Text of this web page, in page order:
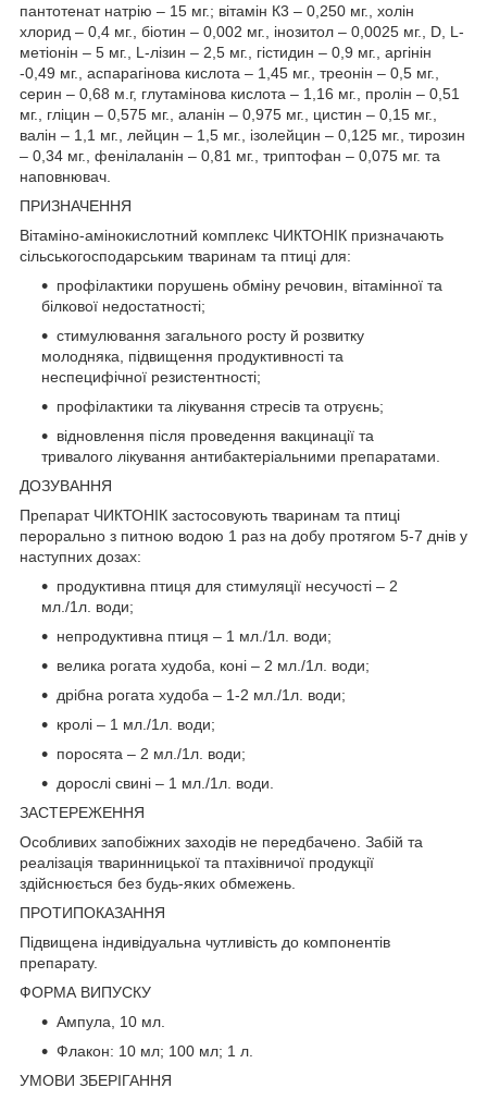
пантотенат натрію – 15 мг.; вітамін К3 – 0,250 мг., холін
хлорид – 0,4 мг., біотин – 0,002 мг., інозитол – 0,0025 мг., D, L-
метіонін – 5 мг., L-лізин – 2,5 мг., гістидин – 0,9 мг., аргінін
-0,49 мг., аспарагінова кислота – 1,45 мг., треонін – 0,5 мг.,
серин – 0,68 м.г, глутамінова кислота – 1,16 мг., пролін – 0,51
мг., гліцин – 0,575 мг., аланін – 0,975 мг., цистин – 0,15 мг.,
валін – 1,1 мг., лейцин – 1,5 мг., ізолейцин – 0,125 мг., тирозин
– 0,34 мг., фенілаланін – 0,81 мг., триптофан – 0,075 мг. та
наповнювач.
ПРИЗНАЧЕННЯ
Вітаміно-амінокислотний комплекс ЧИКТОНІК призначають
сільськогосподарським тваринам та птиці для:
профілактики порушень обміну речовин, вітамінної та
білкової недостатності;
стимулювання загального росту й розвитку
молодняка, підвищення продуктивності та
неспецифічної резистентності;
профілактики та лікування стресів та отруєнь;
відновлення після проведення вакцинації та
тривалого лікування антибактеріальними препаратами.
ДОЗУВАННЯ
Препарат ЧИКТОНІК застосовують тваринам та птиці
перорально з питною водою 1 раз на добу протягом 5-7 днів у
наступних дозах:
продуктивна птиця для стимуляції несучості – 2
мл./1л. води;
непродуктивна птиця – 1 мл./1л. води;
велика рогата худоба, коні – 2 мл./1л. води;
дрібна рогата худоба – 1-2 мл./1л. води;
кролі – 1 мл./1л. води;
поросята – 2 мл./1л. води;
дорослі свині – 1 мл./1л. води.
ЗАСТЕРЕЖЕННЯ
Особливих запобіжних заходів не передбачено. Забій та
реалізація тваринницької та птахівничої продукції
здійснюється без будь-яких обмежень.
ПРОТИПОКАЗАННЯ
Підвищена індивідуальна чутливість до компонентів
препарату.
ФОРМА ВИПУСКУ
Ампула, 10 мл.
Флакон: 10 мл; 100 мл; 1 л.
УМОВИ ЗБЕРІГАННЯ